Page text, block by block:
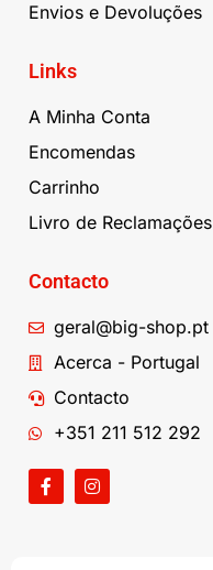
Envios e Devoluções
Links
A Minha Conta
Encomendas
Carrinho
Livro de Reclamações
Contacto
geral@big-shop.pt
Acerca - Portugal
Contacto
+351 211 512 292